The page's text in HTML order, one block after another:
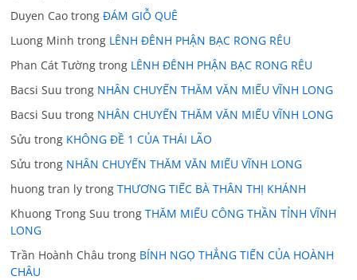
Duyen Cao trongĐÁM GIỖ QUÊ
Luong Minh trong LÊNH ĐÊNH PHẬN BẠC RONG RÊU
Phan Cát Tường trong LÊNH ĐÊNH PHẬN BẠC RONG RÊU
Bacsi Suu trong NHÂN CHUYẾN THĂM VĂN MIẾU VĨNH LONG
Bacsi Suu trong NHÂN CHUYẾN THĂM VĂN MIẾU VĨNH LONG
Sửu trong KHÔNG ĐỀ 1 CỦA THÁI LÃO
Sửu trong NHÂN CHUYẾN THĂM VĂN MIẾU VĨNH LONG
huong tran ly trongTHƯƠNG TIẾC BÀ THÂN THỊ KHÁNH
Khuong Trong Suu trongTHĂM MIẾU CÔNG THẦN TỈNH VĨNH
LONG
Trần Hoành Châu trong BÍNH NGỌ THẲNG TIẾN CỦA HOÀNH
CHÂU